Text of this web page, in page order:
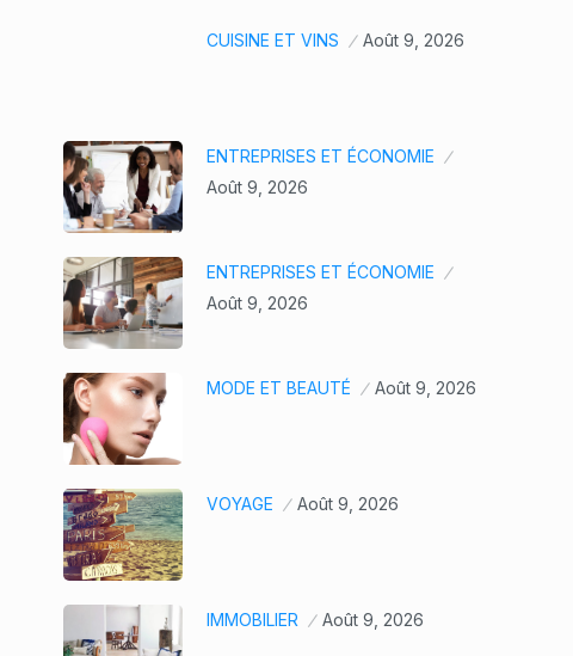
CUISINE ET VINS Août 9, 2026
ENTREPRISES ET ÉCONOMIE
Août 9, 2026
ENTREPRISES ET ÉCONOMIE
Août 9, 2026
MODE ET BEAUTÉ Août 9, 2026
VOYAGE Août 9, 2026
IMMOBILIER Août 9, 2026